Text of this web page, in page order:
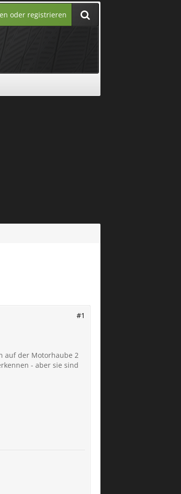
oder registrieren
#1
auf der Motorhaube 2
- aber sie sind